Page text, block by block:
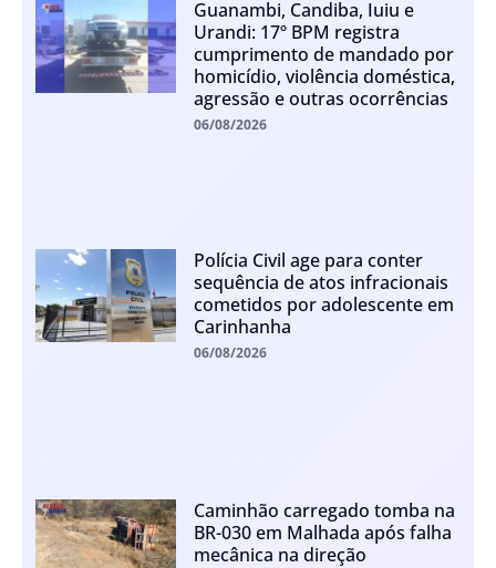
Guanambi, Candiba, Iuiu e
Urandi: 17º BPM registra
cumprimento de mandado por
homicídio, violência doméstica,
agressão e outras ocorrências
06/08/2026
Polícia Civil age para conter
sequência de atos infracionais
cometidos por adolescente em
Carinhanha
06/08/2026
Caminhão carregado tomba na
BR-030 em Malhada após falha
mecânica na direção